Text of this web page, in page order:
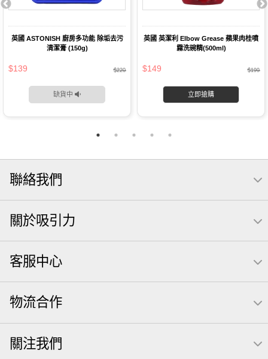
英國 ASTONISH 廚房多功能 除垢去污
清潔膏 (150g)
$139 $220
缺貨中
英國 英潔利 Elbow Grease 蘋果肉桂噴
霧洗碗精(500ml)
$149 $199
立即搶購
聯絡我們
關於吸引力
客服中心
物流合作
關注我們